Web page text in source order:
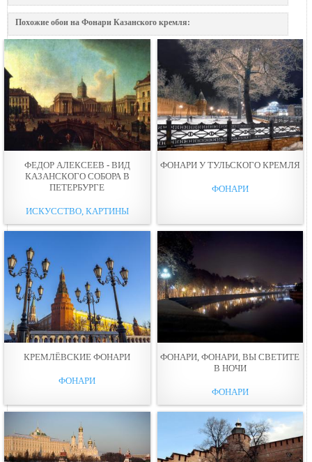
Похожие обои на Фонари Казанского кремля:
ФЕДОР АЛЕКСЕЕВ - ВИД
КАЗАНСКОГО СОБОРА В
ПЕТЕРБУРГЕ
ИСКУССТВО, КАРТИНЫ
ФОНАРИ У ТУЛЬСКОГО КРЕМЛЯ
ФОНАРИ
КРЕМЛЁВСКИЕ ФОНАРИ
ФОНАРИ
ФОНАРИ, ФОНАРИ, ВЫ СВЕТИТЕ
В НОЧИ
ФОНАРИ